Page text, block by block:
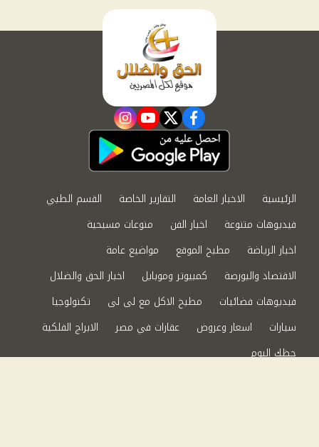
facebook
twitter
youtube
instagram
الرئيسية الاخبار العامة التقارير الخاصة
القسم الطبي
فيديوهات متنوعة
اخبار الفن
منوعات مسيحية
اخبار الرياضة
مطبخ الموقع
مواضيع عامة
الاقتصاد والبورصة
كمبيوتر وموبايل
اخبار الحق والضلال
فيديوهات فضائيات
مطبخ الاكل مع لى لى
تكنولوجيا
سيارات
اسعار وعروض عقارات في مصر
الابراج الفلكية
حظك اليوم